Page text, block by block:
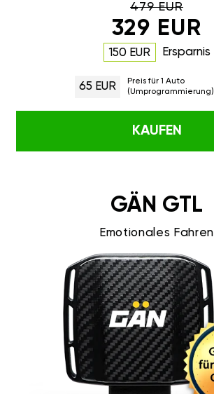
479 EUR
329 EUR
150 EUR Ersparnis
65 EUR
Preis für 1 Auto
(Umprogrammierung)
KAUFEN
GÄN GTL
Emotionales Fahren